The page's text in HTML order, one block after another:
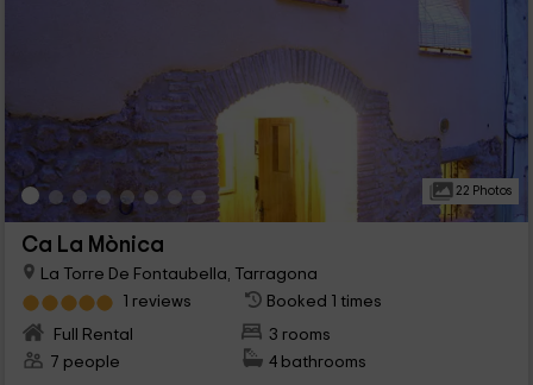
22 Photos
Ca La Mònica
La Torre De Fontaubella, Tarragona
1 reviews
Booked 1 times
Full Rental
3 rooms
7 people
4 bathrooms